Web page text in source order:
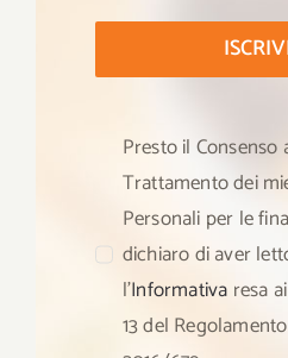
Presto il Consenso
Trattamento dei
Personali per le
dichiaro di aver
l’Informativa resa
13 del